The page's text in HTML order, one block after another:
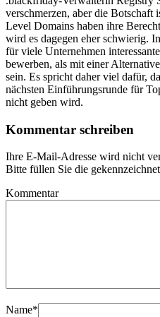
verschmerzen, aber die Botschaft
Level Domains haben ihre
wird es dagegen eher schwierig.
für viele Unternehmen
bewerben, als mit einer
sein. Es spricht daher viel dafür,
nächsten Einführungsrunde für
nicht geben wird.
Kommentar schreiben
Ihre E-Mail-Adresse wird nicht
Bitte füllen Sie die
Kommentar
Name*